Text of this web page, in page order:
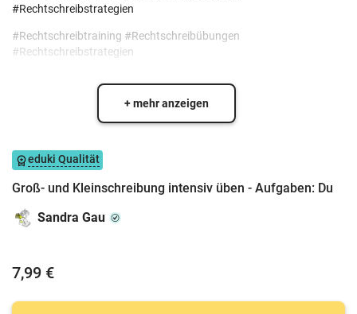
#Rechtschreibstrategien
#Rechtschreibtraining #Rechtschreibübungen
#Rechtschreibstrategien
+ mehr anzeigen
eduki Qualität
Groß- und Kleinschreibung intensiv üben - Aufgaben: Du
Sandra Gau
7,99 €